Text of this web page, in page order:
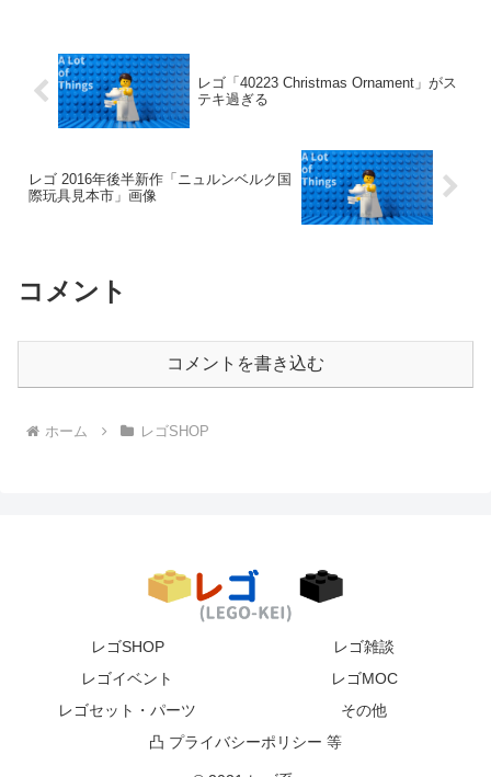
レゴ「40223 Christmas Ornament」がス
テキ過ぎる
レゴ 2016年後半新作「ニュルンベルク国
際玩具見本市」画像
コメント
コメントを書き込む
ホーム レゴSHOP
レゴSHOP
レゴ雑談
レゴイベント
レゴMOC
レゴセット・パーツ
その他
凸 プライバシーポリシー 等